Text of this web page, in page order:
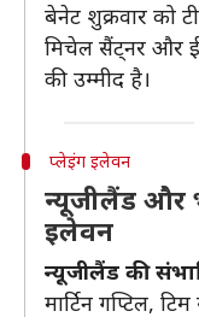
बेनेट शुक्रवार को
मिचेल सैंट्नर और
की उम्मीद है।
प्लेइंग इलेवन
न्यूजीलैंड और
इलेवन
न्यूजीलैंड की
मार्टिन गप्टिल,